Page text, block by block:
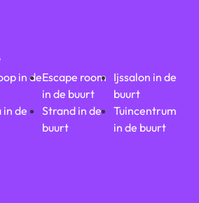
in de
in de
Escape room
in de buurt
Strand in de
buurt
Ijssalon in de
buurt
Tuincentrum
in de buurt